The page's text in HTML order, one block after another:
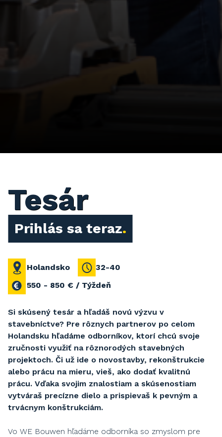
Tesár
Prihlás sa teraz
Holandsko
32-40
550 - 850 € / Týždeň
Si skúsený tesár a hľadáš novú výzvu v
stavebníctve? Pre rôznych partnerov po celom
Holandsku hľadáme odborníkov, ktorí chcú svoje
zručnosti využiť na rôznorodých stavebných
projektoch. Či už ide o novostavby, rekonštrukcie
alebo prácu na mieru, vieš, ako dodať kvalitnú
prácu. Vďaka svojim znalostiam a skúsenostiam
vytváraš precízne dielo a prispievaš k pevným a
trvácnym konštrukciám.
Vo WE Bouwen hľadáme odborníka so zmyslom pre